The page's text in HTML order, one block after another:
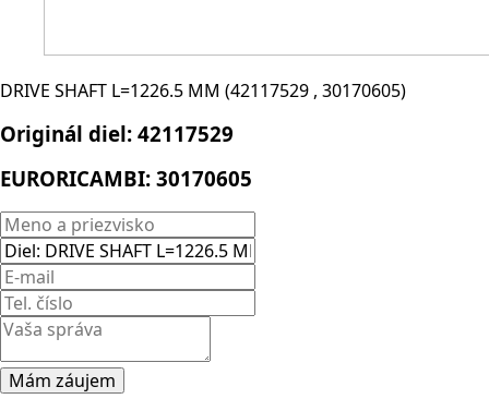
DRIVE SHAFT L=1226.5 MM (42117529 , 30170605)
Originál diel: 42117529
EURORICAMBI: 30170605
Mám záujem